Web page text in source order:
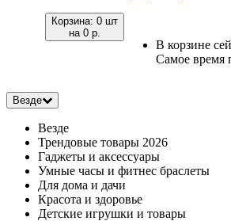
Корзина: 0 шт
на 0 р.
В корзине
Самое время
Везде
Везде
Трендовые товары 2026
Гаджеты и аксессуары
Умные часы и фитнес браслеты
Для дома и дачи
Красота и здоровье
Детские игрушки и товары